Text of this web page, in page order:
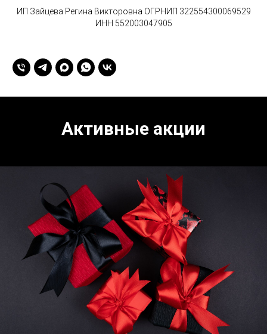
ИП Зайцева Регина Викторовна ОГРНИП 322554300069529
ИНН 552003047905
Активные акции